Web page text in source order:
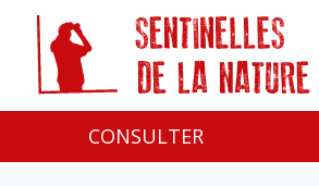
CONSULTER
Panneau de gestion des cookies